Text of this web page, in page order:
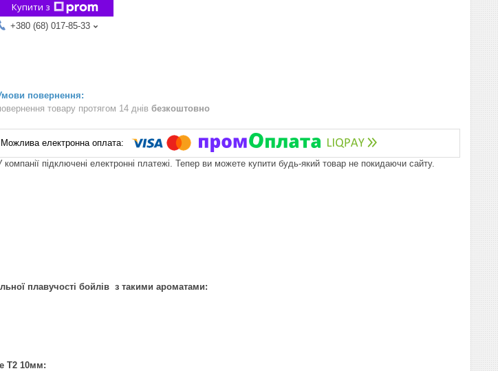
Купити з
+380 (68) 017-85-33
товару протягом 14 днів безкоштовно
компанії підключені електронні платежі. Тепер ви можете купити будь-який товар не покидаючи сайту.
плавучості бойлів з такими ароматами:
T2 10мм: